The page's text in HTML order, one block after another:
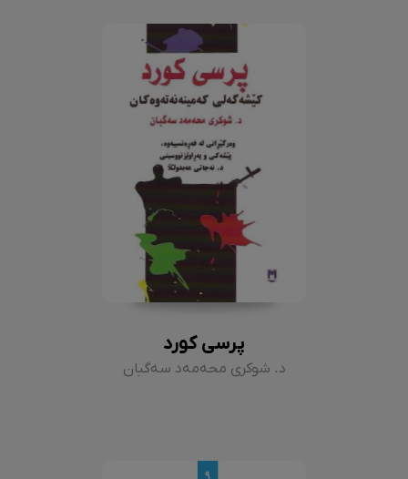
پرسی کورد
د. شوکری محەمەد سەگبان